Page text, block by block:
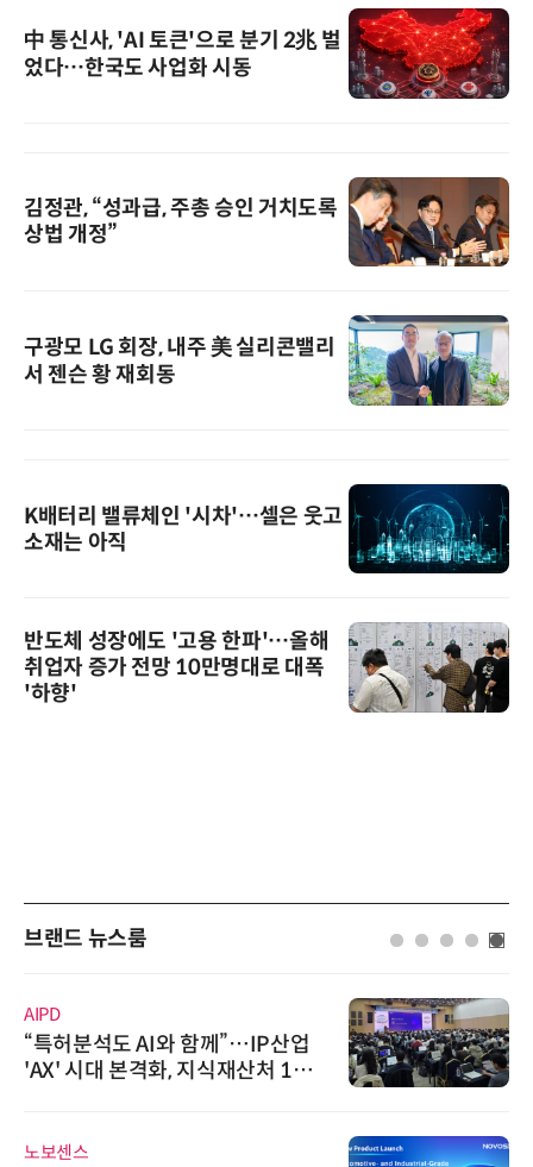
中 통신사, 'AI 토큰'으로 분기 2兆 벌
었다…한국도 사업화 시동
김정관, “성과급, 주총 승인 거치도록
상법 개정”
구광모 LG 회장, 내주 美 실리콘밸리
서 젠슨 황 재회동
K배터리 밸류체인 '시차'…셀은 웃고
소재는 아직
반도체 성장에도 '고용 한파'…올해
취업자 증가 전망 10만명대로 대폭
'하향'
브랜드 뉴스룸
AIPD
“특허분석도 AI와 함께”…IP산업
'AX' 시대 본격화, 지식재산처 1호
노보센스